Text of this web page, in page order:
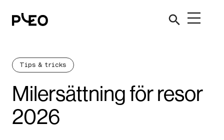
Tips & tricks
Milersättning för resor
2026